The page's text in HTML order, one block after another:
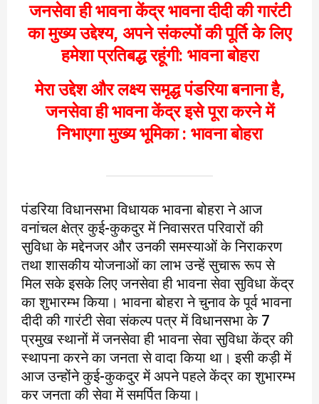
जनसेवा ही भावना केंद्र भावना दीदी की गारंटी
का मुख्य उद्देश्य, अपने संकल्पों की पूर्ति के लिए
हमेशा प्रतिबद्ध रहूंगी: भावना बोहरा
मेरा उद्देश और लक्ष्य समृद्ध पंडरिया बनाना है,
जनसेवा ही भावना केंद्र इसे पूरा करने में
निभाएगा मुख्य भूमिका : भावना बोहरा
पंडरिया विधानसभा विधायक भावना बोहरा ने आज
वनांचल क्षेत्र कुई-कुकदुर में निवासरत परिवारों की
सुविधा के मद्देनजर और उनकी समस्याओं के निराकरण
तथा शासकीय योजनाओं का लाभ उन्हें सुचारू रूप से
मिल सके इसके लिए जनसेवा ही भावना सेवा सुविधा केंद्र
का शुभारम्भ किया। भावना बोहरा ने चुनाव के पूर्व भावना
दीदी की गारंटी सेवा संकल्प पत्र में विधानसभा के 7
प्रमुख स्थानों में जनसेवा ही भावना सेवा सुविधा केंद्र की
स्थापना करने का जनता से वादा किया था। इसी कड़ी में
आज उन्होंने कुई-कुकदुर में अपने पहले केंद्र का शुभारम्भ
कर जनता की सेवा में समर्पित किया।